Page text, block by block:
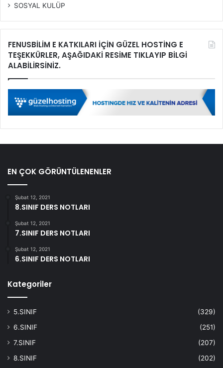
SOSYAL KULÜP
FENUSBİLİM E KATKILARI İÇİN GÜZEL HOSTİNG E
TEŞEKKÜRLER, AŞAĞIDAKİ RESİME TIKLAYIP BİLGİ
ALABİLİRSİNİZ.
EN ÇOK GÖRÜNTÜLENENLER
Şubat 12, 2021
8.SINIF DERS NOTLARI
Şubat 12, 2021
7.SINIF DERS NOTLARI
Şubat 12, 2021
6.SINIF DERS NOTLARI
Kategoriler
5.SINIF
(329)
6.SINIF
(251)
7.SINIF
(207)
8.SINIF
(202)